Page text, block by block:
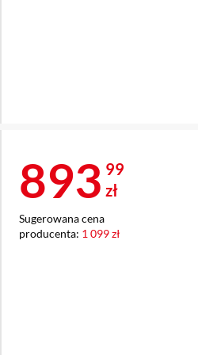
Cena
893 99
zł
Sugerowana cena
producenta: 1 099 zł